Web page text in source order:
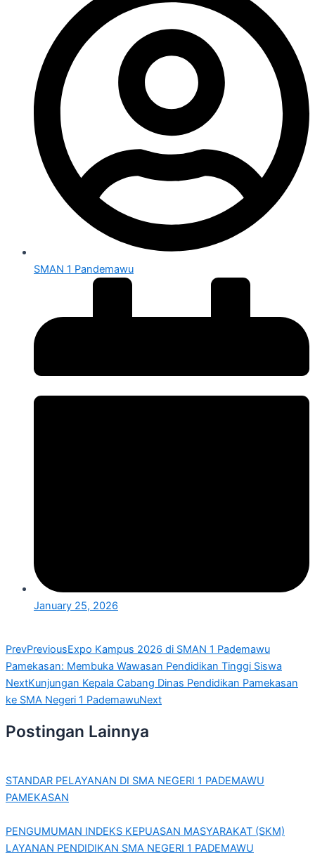
SMAN 1 Pandemawu
January 25, 2026
PrevPreviousExpo Kampus 2026 di SMAN 1 Pademawu
Pamekasan: Membuka Wawasan Pendidikan Tinggi Siswa
NextKunjungan Kepala Cabang Dinas Pendidikan Pamekasan
ke SMA Negeri 1 PademawuNext
Postingan Lainnya
STANDAR PELAYANAN DI SMA NEGERI 1 PADEMAWU
PAMEKASAN
PENGUMUMAN INDEKS KEPUASAN MASYARAKAT (SKM)
LAYANAN PENDIDIKAN SMA NEGERI 1 PADEMAWU